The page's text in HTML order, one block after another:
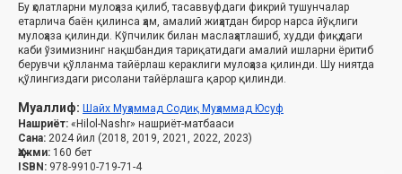
Бу ҳолатларни мулоҳаза қилиб, тасаввуфдаги фикрий тушунчалар
етарлича баён қилинса ҳам, амалий жиҳатдан бирор нарса йўқлиги
мулоҳаза қилинди. Кўпчилик билан маслаҳатлашиб, худди фиқҳдаги
каби ўзимизнинг нақшбандия тариқатидаги амалий ишларни ёритиб
берувчи қўлланма тайёрлаш кераклиги мулоҳаза қилинди. Шу ниятда
қўлингиздаги рисолани тайёрлашга қарор қилинди.
Муаллиф: Шайх Муҳаммад Содиқ Муҳаммад Юсуф
Нашриёт: «Hilol-Nashr» нашриёт-матбааси
Сана: 2024 йил (2018, 2019, 2021, 2022, 2023)
Ҳажми: 160 бет
ISBN: 978-9910-719-71-4